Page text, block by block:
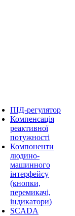
ПІД-регулятор
Компенсація
реактивної
потужності
Компоненти
людино-
машинного
інтерфейсу
(кнопки,
перемикачі,
індикатори)
SCADA